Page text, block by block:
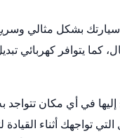
سيارتك بشكل مثالي
كما يتوافر كهربائي
في أي مكان تتواجد
تواجهك أثناء